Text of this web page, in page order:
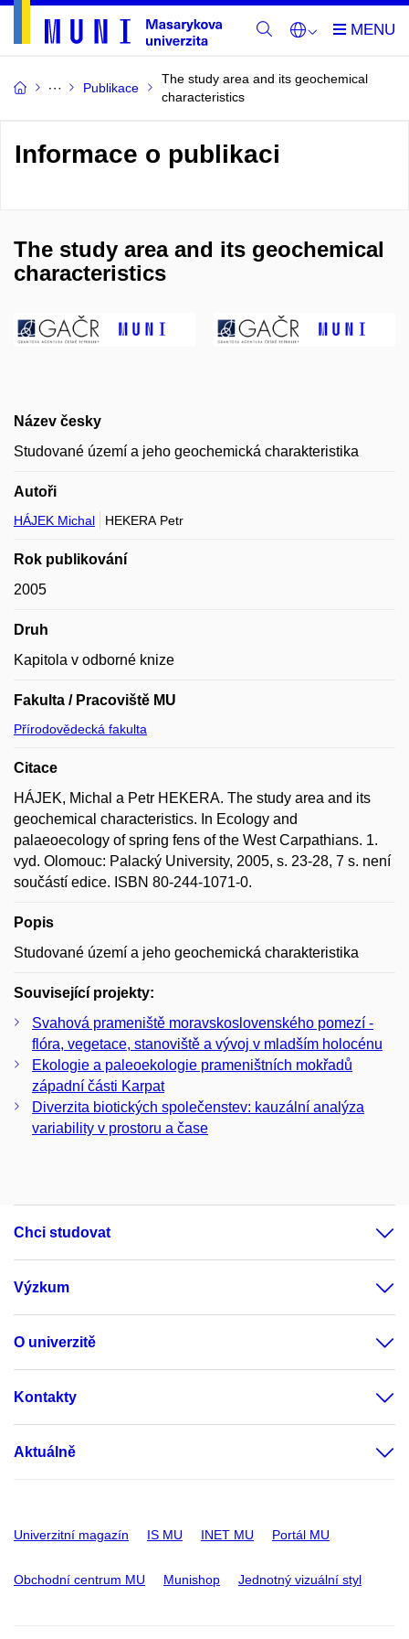
Publikace
The study area and its geochemical
characteristics
Informace o publikaci
The study area and its geochemical
characteristics
Název česky
Studované území a jeho geochemická charakteristika
Autoři
HÁJEK Michal HEKERA Petr
Rok publikování
2005
Druh
Kapitola v odborné knize
Fakulta / Pracoviště MU
Přírodovědecká fakulta
Citace
HÁJEK, Michal a Petr HEKERA. The study area and its
geochemical characteristics. In Ecology and
palaeoecology of spring fens of the West Carpathians. 1.
vyd. Olomouc: Palacký University, 2005, s. 23-28, 7 s. není
součástí edice. ISBN 80-244-1071-0.
Popis
Studované území a jeho geochemická charakteristika
Související projekty:
Svahová prameniště moravskoslovenského pomezí -
flóra, vegetace, stanoviště a vývoj v mladším holocénu
Ekologie a paleoekologie prameništních mokřadů
západní části Karpat
Diverzita biotických společenstev: kauzální analýza
variability v prostoru a čase
Chci studovat
Výzkum
O univerzitě
Kontakty
Aktuálně
Univerzitní magazín IS MU INET MU Portál MU
Obchodní centrum MU Munishop Jednotný vizuální styl